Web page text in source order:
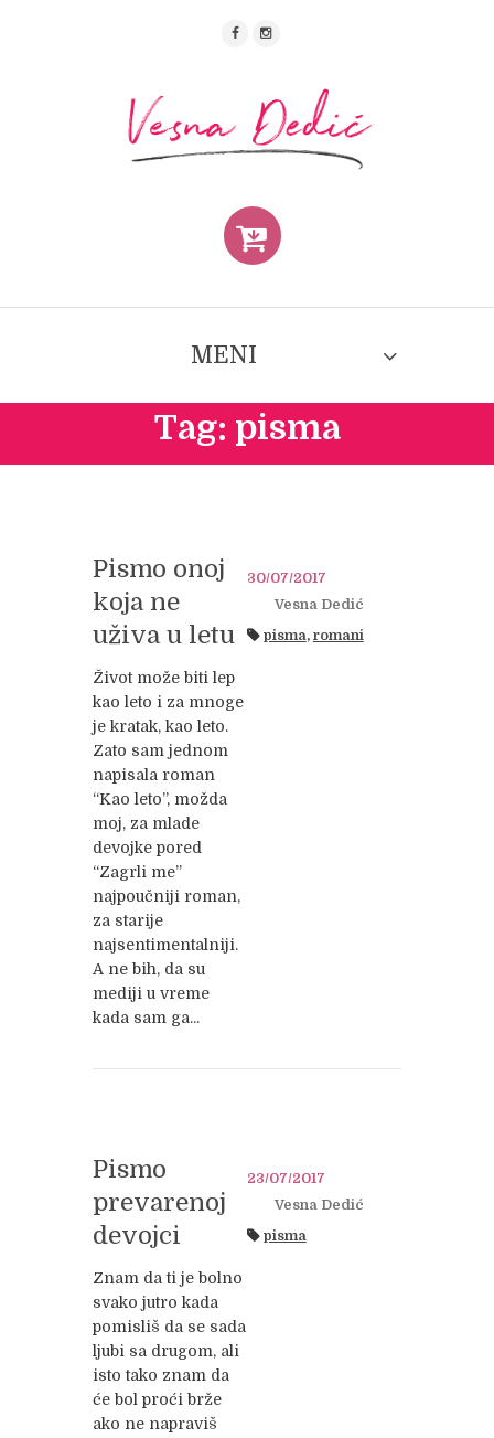
MENI
Tag: pisma
Pismo onoj
koja ne
uživa u letu
Život može biti lep
kao leto i za mnoge
je kratak, kao leto.
Zato sam jednom
napisala roman
“Kao leto”, možda
moj, za mlade
devojke pored
“Zagrli me”
najpoučniji roman,
za starije
najsentimentalniji.
A ne bih, da su
mediji u vreme
kada sam ga...
30/07/2017
Vesna Dedić
pisma, romani
Pismo
prevarenoj
devojci
Znam da ti je bolno
svako jutro kada
pomisliš da se sada
ljubi sa drugom, ali
isto tako znam da
će bol proći brže
ako ne napraviš
23/07/2017
Vesna Dedić
pisma